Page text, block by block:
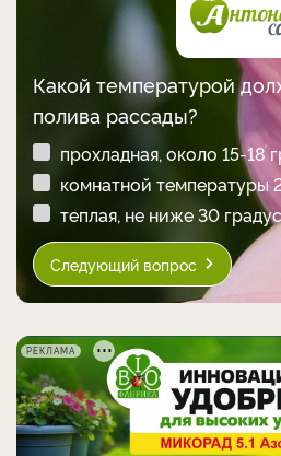
Какой температурой
полива рассады?
прохладная, около 15-18
комнатной температуры
теплая, не ниже 30
Следующий вопрос
РЕКЛАМА